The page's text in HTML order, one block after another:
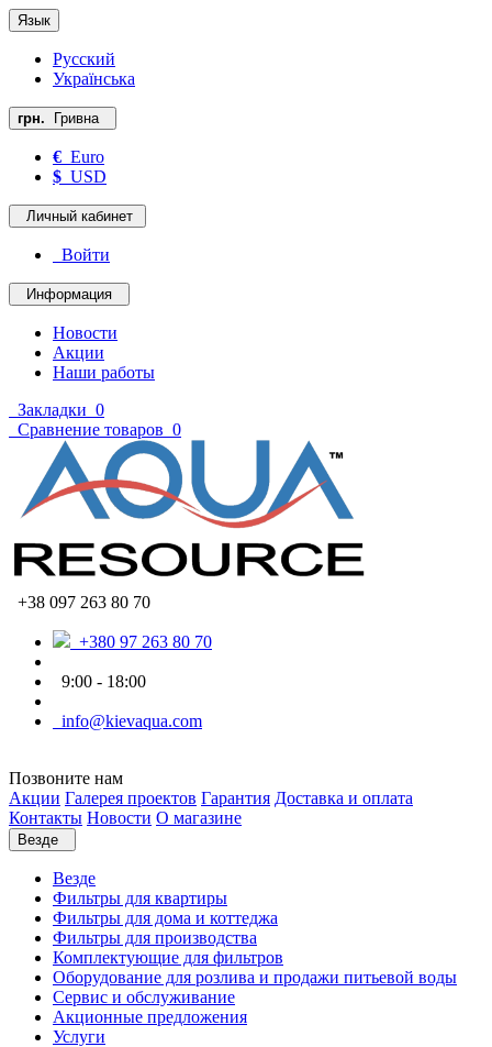
Язык
Русский
Українська
грн. Гривна
€ Euro
$ USD
Личный кабинет
Войти
Информация
Новости
Акции
Наши работы
Закладки 0
Сравнение товаров 0
+38 097 263 80 70
+380 97 263 80 70
9:00 - 18:00
info@kievaqua.com
Позвоните нам
Акции Галерея проектов Гарантия Доставка и оплата
Контакты Новости О магазине
Везде
Везде
Фильтры для квартиры
Фильтры для дома и коттеджа
Фильтры для производства
Комплектующие для фильтров
Оборудование для розлива и продажи питьевой воды
Сервис и обслуживание
Акционные предложения
Услуги